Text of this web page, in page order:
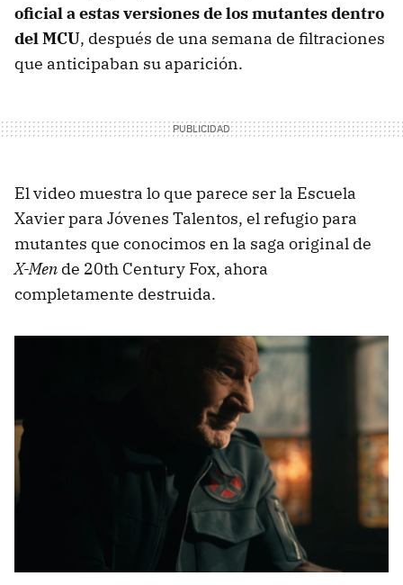
oficial a estas versiones de los mutantes dentro
del MCU, después de una semana de filtraciones
que anticipaban su aparición.
El video muestra lo que parece ser la Escuela
Xavier para Jóvenes Talentos, el refugio para
mutantes que conocimos en la saga original de
X-Men de 20th Century Fox, ahora
completamente destruida.